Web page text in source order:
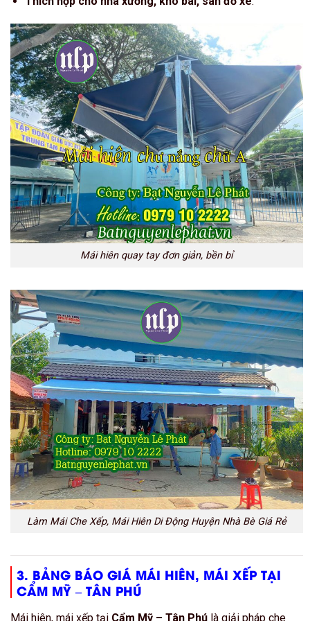
Mái hiên quay tay đơn giản, bền bỉ
Làm Mái Che Xếp, Mái Hiên Di Động Huyện Nhà Bè Giá Rẻ
3. BẢNG BÁO GIÁ MÁI HIÊN, MÁI XẾP TẠI
CẨM MỸ – TÂN PHÚ
Mái hiên, mái xếp tại Cẩm Mỹ – Tân Phú là giải pháp che